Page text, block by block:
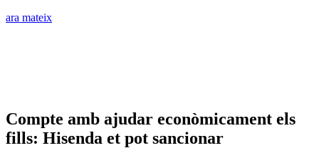
ara mateix
Compte amb ajudar econòmicament els
fills: Hisenda et pot sancionar